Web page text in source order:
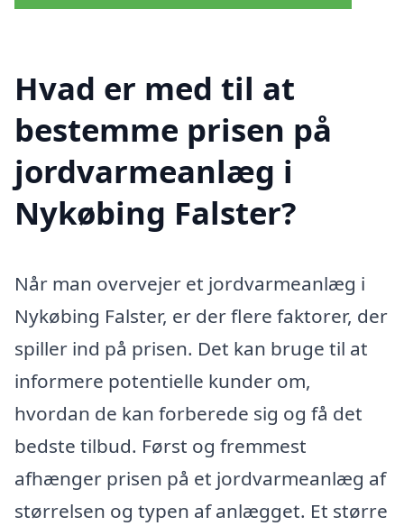
Hvad er med til at
bestemme prisen på
jordvarmeanlæg i
Nykøbing Falster?
Når man overvejer et jordvarmeanlæg i
Nykøbing Falster, er der flere faktorer, der
spiller ind på prisen. Det kan bruge til at
informere potentielle kunder om,
hvordan de kan forberede sig og få det
bedste tilbud. Først og fremmest
afhænger prisen på et jordvarmeanlæg af
størrelsen og typen af anlægget. Et større